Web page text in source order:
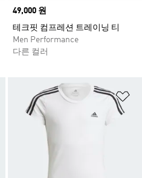
Price
49,000 원
테크핏 컴프레션 트레이닝 티
Men Performance
다른 컬러
위시리스트 담기